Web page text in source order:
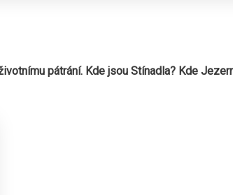
pátrání. Kde jsou Stínadla? Kde